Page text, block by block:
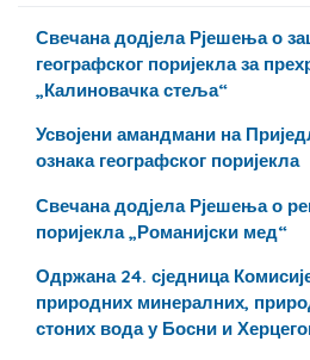
Свечана додјела Рјешења о
географског поријекла за
„Калиновачка стеља“
Усвојени амандмани на
ознака географског поријекла
Свечана додјела Рјешења о
поријекла „Романијски мед“
Одржана 24. сједница
природних минералних,
стоних вода у Босни и